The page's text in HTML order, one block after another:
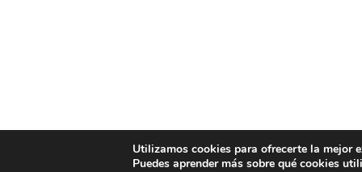
Utilizamos cookies para ofrecerte la mejor
Puedes aprender más sobre qué cookies